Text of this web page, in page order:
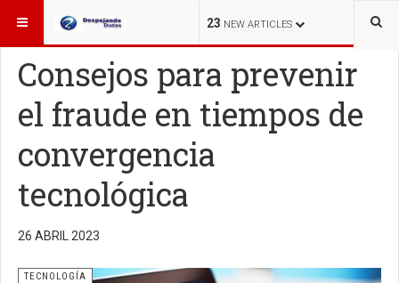
23 NEW ARTICLES
ESTÁ AQUÍ: TECNOLOGÍA
Consejos para prevenir
el fraude en tiempos de
convergencia
tecnológica
26 ABRIL 2023
TECNOLOGÍA